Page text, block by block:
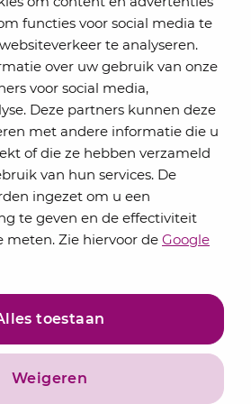
functies voor social media te
te analyseren.
over uw gebruik van onze
voor social media,
Deze partners kunnen deze
met andere informatie die u
of die ze hebben verzameld
van hun services. De
ingezet om u een
te geven en de effectiviteit
meten. Zie hiervoor de Google
toestaan
Weigeren
onze nieuwsbrief
de adviseurs van Lansigt in